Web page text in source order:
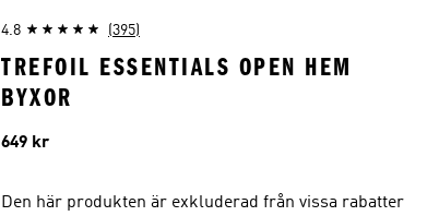
4.8 (395)
TREFOIL ESSENTIALS OPEN HEM
BYXOR
Pris
649 kr
Den här produkten är exkluderad från vissa rabatter